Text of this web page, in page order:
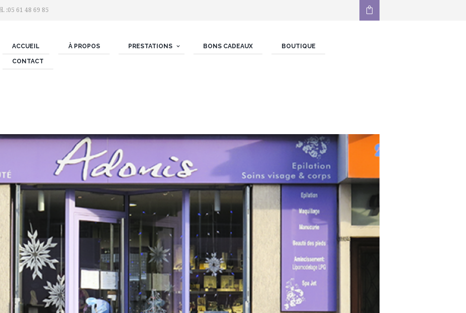
:05 61 48 69 85
ACCUEIL À PROPOS PRESTATIONS BONS CADEAUX BOUTIQUE
CONTACT